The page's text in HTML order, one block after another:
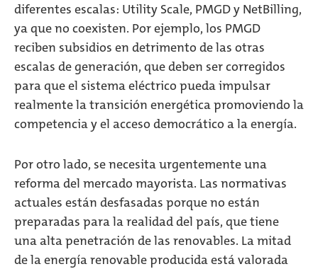
diferentes escalas: Utility Scale, PMGD y NetBilling,
ya que no coexisten. Por ejemplo, los PMGD
reciben subsidios en detrimento de las otras
escalas de generación, que deben ser corregidos
para que el sistema eléctrico pueda impulsar
realmente la transición energética promoviendo la
competencia y el acceso democrático a la energía.
Por otro lado, se necesita urgentemente una
reforma del mercado mayorista. Las normativas
actuales están desfasadas porque no están
preparadas para la realidad del país, que tiene
una alta penetración de las renovables. La mitad
de la energía renovable producida está valorada